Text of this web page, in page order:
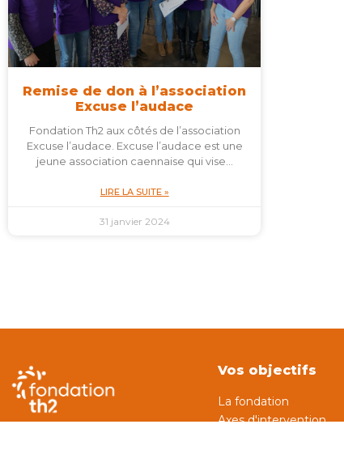
Remise de don à l’association
Excuse l’audace
Fondation Th2 aux côtés de l’association
Excuse l’audace. Excuse l’audace est une
jeune association caennaise qui vise…
LIRE LA SUITE »
31 janvier 2024
Vos objectifs
La fondation
Axes d'intervention